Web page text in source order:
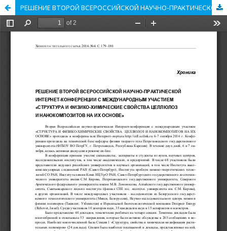
РЕШЕНИЕ ВТОРОЙ ВСЕРОССИЙСКОЙ НАУЧНО-ПРАКТИЧЕСКОЙ ИНТЕРНЕТ-КОНФЕРЕНЦИИ С МЕЖДУНАРОДНЫМ УЧАСТИЕМ «СТРУКТУРА И ФИЗИКО-ХИМИЧЕСКИЕ СВОЙСТВА ЦЕЛЛЮЛОЗ И НАНОКОМПОЗИТОВ НА ИХ ОСНОВЕ»